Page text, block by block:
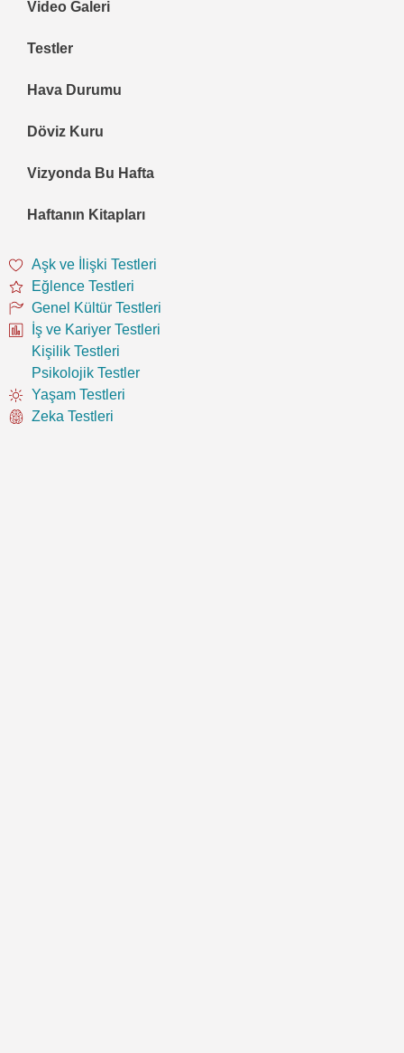
Video Galeri
Testler
Hava Durumu
Döviz Kuru
Vizyonda Bu Hafta
Haftanın Kitapları
Aşk ve İlişki Testleri
Eğlence Testleri
Genel Kültür Testleri
İş ve Kariyer Testleri
Kişilik Testleri
Psikolojik Testler
Yaşam Testleri
Zeka Testleri